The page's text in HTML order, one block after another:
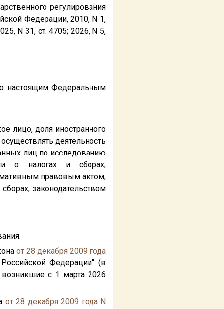
регулирования
Федерации, 2010, N 1,
N 31, ст. 4705; 2026, N 5,
настоящим Федеральным
лицо, доля иностранного
деятельность
лиц по исследованию
о налогах и сборах,
правовым актом,
законодательством
от 28 декабря 2009 года
Российской Федерации" (в
возникшие с 1 марта 2026
от 28 декабря 2009 года N